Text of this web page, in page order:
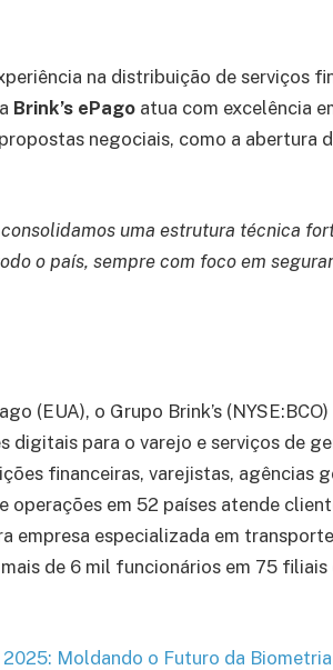
na distribuição de serviços
Brink’s ePago atua com excelência
negociais, como a abertura
uma estrutura técnica
o país, sempre com foco em
(EUA), o Grupo Brink’s
digitais para o varejo e serviços de
financeiras, varejistas, agências
operações em 52 países atende
empresa especializada em
de 6 mil funcionários em 75
Moldando o Futuro da